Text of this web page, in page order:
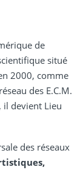
de
situé
2000, comme
des E.C.M.
il devient Lieu
des réseaux